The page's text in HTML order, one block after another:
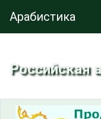
Арабистика
Российская